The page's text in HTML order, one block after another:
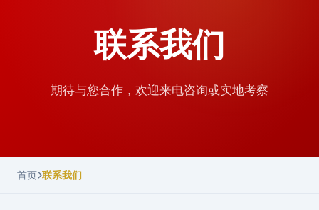
联系我们
期待与您合作，欢迎来电咨询或实地考察
首页 联系我们